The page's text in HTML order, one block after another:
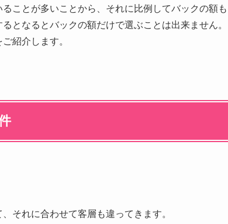
ことが多いことから、それに比例してバックの額も
となるとバックの額だけで選ぶことは出来ません。
紹介します。
それに合わせて客層も違ってきます。